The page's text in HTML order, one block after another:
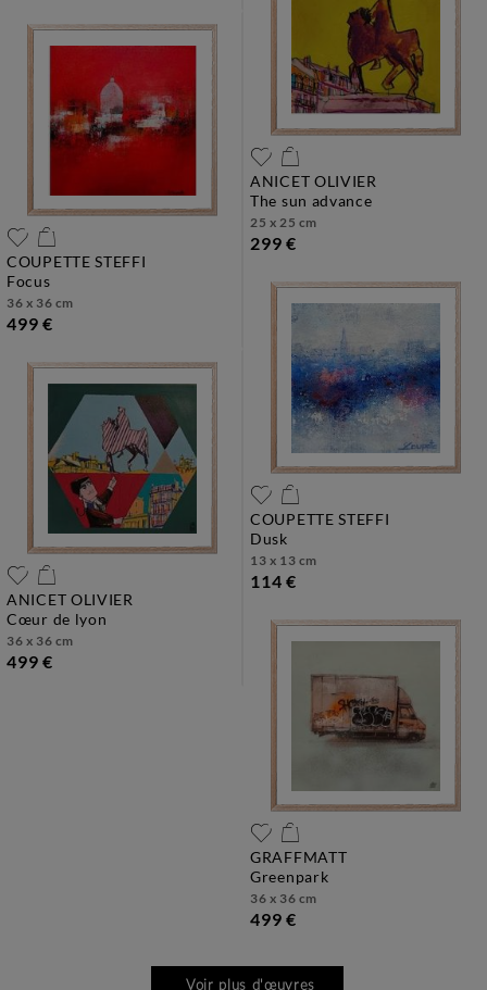
ANICET OLIVIER
the sun advance
25 x 25 cm
299 €
COUPETTE STEFFI
focus
36 x 36 cm
499 €
COUPETTE STEFFI
dusk
13 x 13 cm
114 €
ANICET OLIVIER
cœur de lyon
36 x 36 cm
499 €
GRAFFMATT
greenpark
36 x 36 cm
499 €
Voir plus d'œuvres